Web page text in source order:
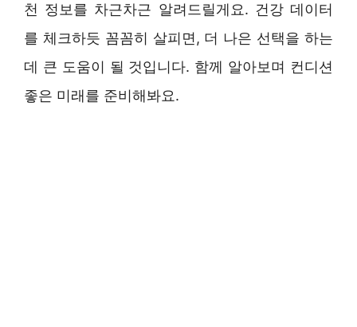
천 정보를 차근차근 알려드릴게요. 건강 데이터
를 체크하듯 꼼꼼히 살피면, 더 나은 선택을 하는
데 큰 도움이 될 것입니다. 함께 알아보며 컨디션
좋은 미래를 준비해봐요.